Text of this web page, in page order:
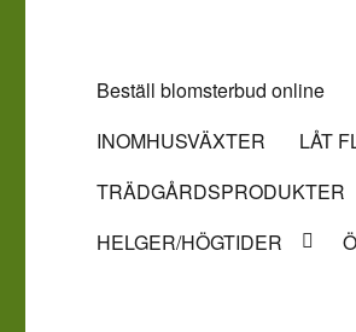
Beställ blomsterbud online
INOMHUSVÄXTER
LÅT
TRÄDGÅRDSPRODUKTER
HELGER/HÖGTIDER